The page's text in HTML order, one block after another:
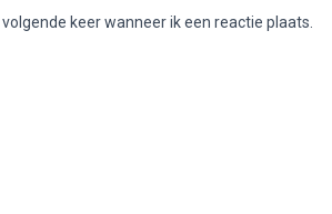
keer wanneer ik een reactie plaats.